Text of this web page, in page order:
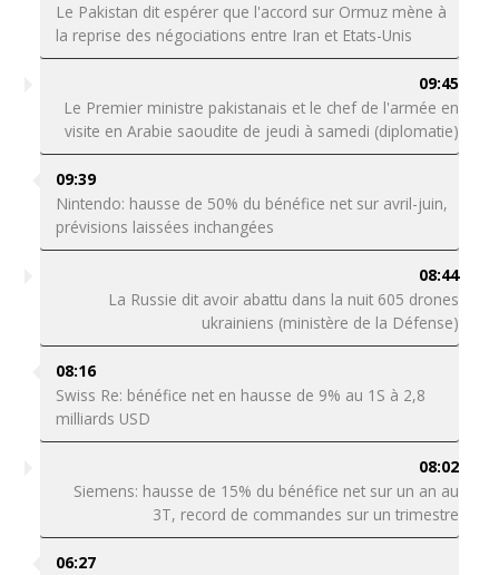
Le Pakistan dit espérer que l'accord sur Ormuz mène à
la reprise des négociations entre Iran et Etats-Unis
09:45
Le Premier ministre pakistanais et le chef de l'armée en
visite en Arabie saoudite de jeudi à samedi (diplomatie)
09:39
Nintendo: hausse de 50% du bénéfice net sur avril-juin,
prévisions laissées inchangées
08:44
La Russie dit avoir abattu dans la nuit 605 drones
ukrainiens (ministère de la Défense)
08:16
Swiss Re: bénéfice net en hausse de 9% au 1S à 2,8
milliards USD
08:02
Siemens: hausse de 15% du bénéfice net sur un an au
3T, record de commandes sur un trimestre
06:27